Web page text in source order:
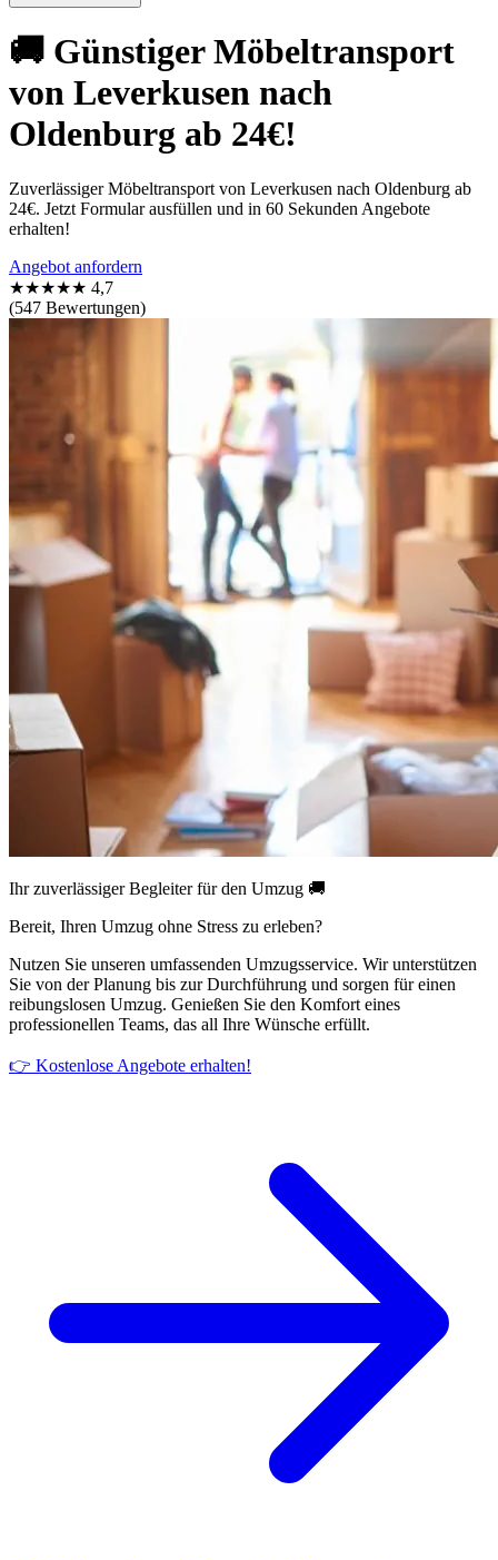
🚚 Günstiger Möbeltransport
von Leverkusen nach
Oldenburg ab 24€!
Zuverlässiger Möbeltransport von Leverkusen nach Oldenburg ab
24€. Jetzt Formular ausfüllen und in 60 Sekunden Angebote
erhalten!
Angebot anfordern
★★★★★ 4,7
(547 Bewertungen)
Ihr zuverlässiger Begleiter für den Umzug 🚚
Bereit, Ihren Umzug ohne Stress zu erleben?
Nutzen Sie unseren umfassenden Umzugsservice. Wir unterstützen
Sie von der Planung bis zur Durchführung und sorgen für einen
reibungslosen Umzug. Genießen Sie den Komfort eines
professionellen Teams, das all Ihre Wünsche erfüllt.
👉 Kostenlose Angebote erhalten!